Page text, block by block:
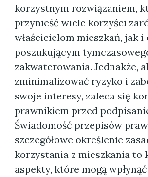
korzystnym rozwiązaniem,
przynieść wiele korzyści
właścicielom mieszkań, jak i
poszukującym
zakwaterowania. Jednakże,
zminimalizować ryzyko i
swoje interesy, zaleca się
prawnikiem przed
Świadomość przepisów
szczegółowe określenie
korzystania z mieszkania to
aspekty, które mogą